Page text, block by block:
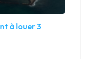
à louer 3